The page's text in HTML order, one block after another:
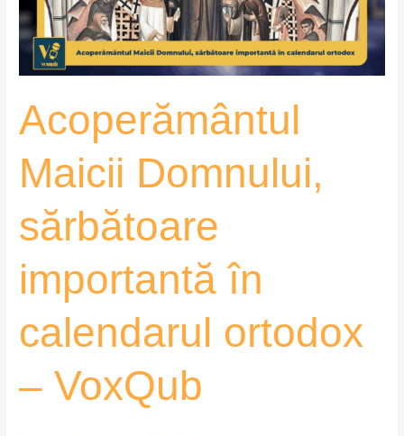
Acoperământul
Maicii Domnului,
sărbătoare
importantă în
calendarul ortodox
– VoxQub
calendarul
ortodox